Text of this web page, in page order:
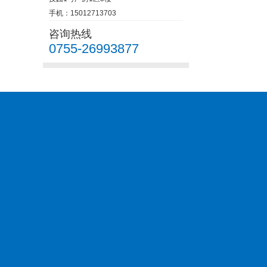
手机：15012713703
咨询热线
0755-26993877